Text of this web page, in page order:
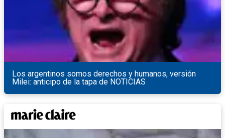
Los argentinos somos derechos y humanos, versión
Milei: anticipo de la tapa de NOTICIAS